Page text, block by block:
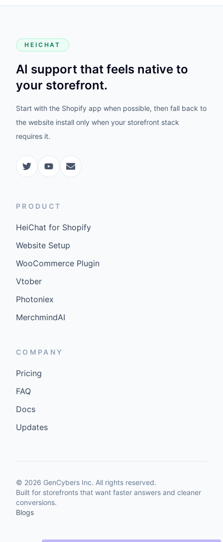
HEICHAT
AI support that feels native to
your storefront.
Start with the Shopify app when possible, then fall back to
the website install only when your storefront stack
requires it.
PRODUCT
HeiChat for Shopify
Website Setup
WooCommerce Plugin
Vtober
Photoniex
MerchmindAI
COMPANY
Pricing
FAQ
Docs
Updates
© 2026 GenCybers Inc. All rights reserved.
Built for storefronts that want faster answers and cleaner
conversions.
Blogs